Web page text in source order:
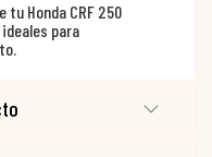
Honda CRF 250
para